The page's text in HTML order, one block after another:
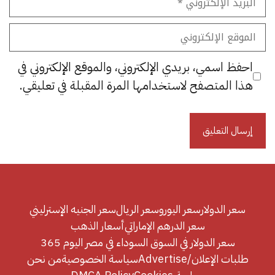
الإلكتروني
الموقع
الإلكتروني
احفظ اسمي، بريدي الإلكتروني، والموقع الإلكتروني في
هذا المتصفح لاستخدامها المرة المقبلة في تعليقي.
سعر الدولارسعر اليوروسعر الريالسعر الجنيه الإسترليني
سعر الدرهم الإماراتيأسعار الذهب
سعر الدولار في السوق السوداء في مصر اليوم 365
طلبات الإعلان/Advertise
سياسة الخصوصيةمن نحن